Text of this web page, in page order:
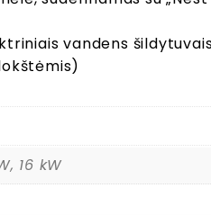
vandens
16 kW